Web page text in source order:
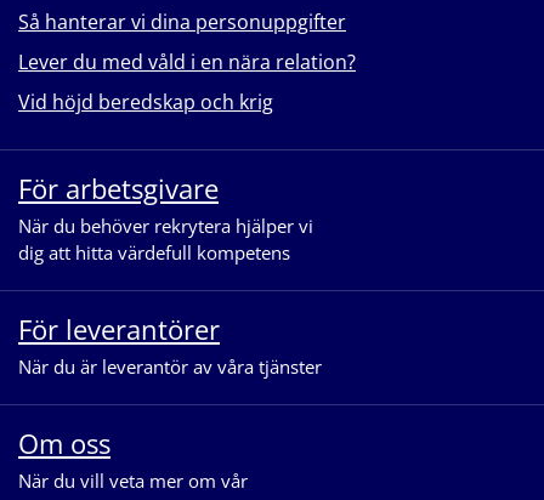
Så hanterar vi dina personuppgifter
Lever du med våld i en nära relation?
Vid höjd beredskap och krig
För arbetsgivare
När du behöver rekrytera hjälper vi
dig att hitta värdefull kompetens
För leverantörer
När du är leverantör av våra tjänster
Om oss
När du vill veta mer om vår